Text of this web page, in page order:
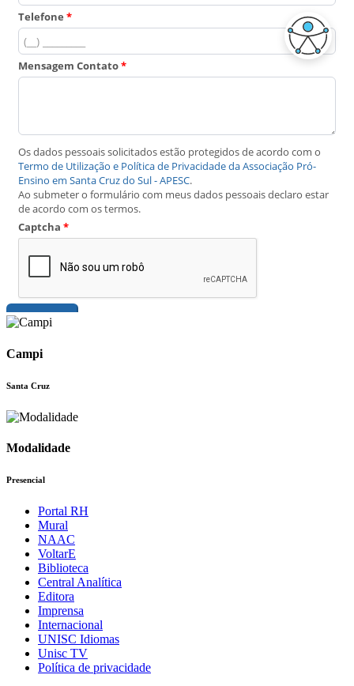
Campi
Santa Cruz
Modalidade
Presencial
Portal RH
Mural
NAAC
VoltarE
Biblioteca
Central Analítica
Editora
Imprensa
Internacional
UNISC Idiomas
Unisc TV
Política de privacidade